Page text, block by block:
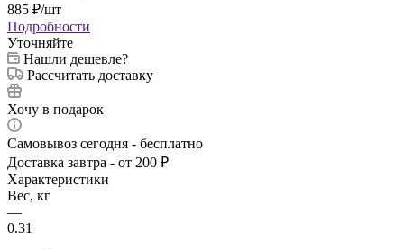
885 ₽/шт
Подробности
Уточняйте
Нашли дешевле?
Рассчитать доставку
Хочу в подарок
Самовывоз сегодня - бесплатно
Доставка завтра - от 200 ₽
Характеристики
Вес, кг
—
0.31